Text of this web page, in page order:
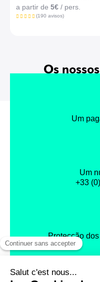
a partir de 5€ / pers.
(190 avisos)
Os
Um
Um
+33
Protecção